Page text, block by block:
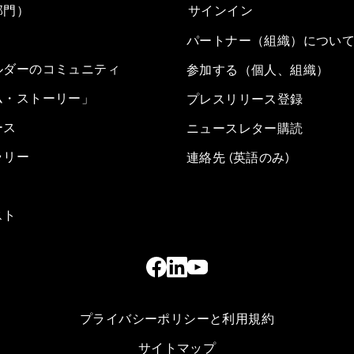
）
ーのコミュニティ
ストーリー」
リー
サインイン
パートナー（組織）につい
参加する（個人、組織）
プレスリリース登録
ニュースレター購読
連絡先 (英語のみ)
プライバシーポリシーと利用規約
サイトマップ